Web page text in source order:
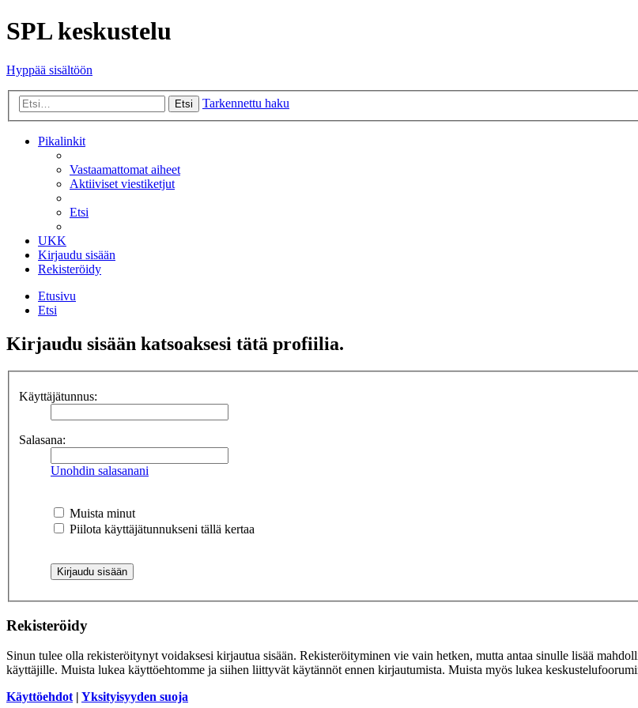
SPL keskustelu
Hyppää sisältöön
Etsi Tarkennettu haku
Pikalinkit
Vastaamattomat aiheet
Aktiiviset viestiketjut
Etsi
UKK
Kirjaudu sisään
Rekisteröidy
Etusivu
Etsi
Kirjaudu sisään katsoaksesi tätä profiilia.
Käyttäjätunnus:
Salasana:
Unohdin salasanani
Muista minut
Piilota käyttäjätunnukseni tällä kertaa
Rekisteröidy
Sinun tulee olla rekisteröitynyt voidaksesi kirjautua sisään. Rekisteröityminen vie vain hetken, mutta antaa sinulle lisää
käyttäjille. Muista lukea käyttöehtomme ja siihen liittyvät käytännöt ennen kirjautumista. Muista myös lukea
Käyttöehdot | Yksityisyyden suoja